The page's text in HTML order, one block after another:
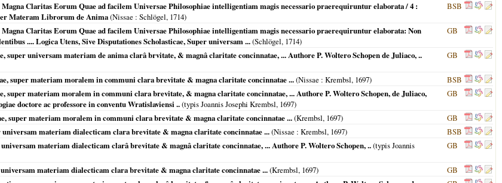
Claritas Eorum Quae ad facilem Universae Philosophiae intelligentiam magis necessario praerequiruntur elaborata / 4 :
Materam Librorum de Anima(Nissae : Schlögel, 1714)
BSB
Claritas Eorum Quae ad facilem Universae Philosophiae intelligentiam magis necessario praerequiruntur elaborata: Non
.... Logica Utens, Sive Disputationes Scholasticae, Super universam ...(Schlögel, 1714)
GB
super universam materiam de anima clarâ brvitate, & magnâ claritate concinnatae, ... Authore P. Woltero Schopen de Juliaco, ..
GB
super materiam moralem in communi clara brevitate & magna claritate concinnatae ...(Nissae : Krembsl, 1697)
BSB
super materiam moralem in communi clara brevitate, & magna claritate concinnatae, ... Authore P. Woltero Schopen, de Juliaco,
doctore ac professore in conventu Wratislaviensi ..(typis Joannis Josephi Krembsl, 1697)
GB
super materiam moralem in communi clara brevitate & magna claritate concinnatae ...(Krembsl, 1697)
GB
universam materiam dialecticam clara brevitate & magna claritate concinnatae ...(Nissae : Krembsl, 1697)
BSB
materiam dialecticam clarâ brevitate & magnâ claritate concinnatae, ... Authore P. Woltero Schopen, ..(typis Joannis
GB
materiam dialecticam clara brevitate & magna claritate concinnatae ...(Krembsl, 1697)
GB